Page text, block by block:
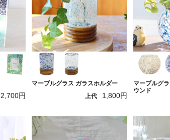
2,700円
マーブルグラス ガラスホルダー
上代
1,800円
マーブルグ
ウンド